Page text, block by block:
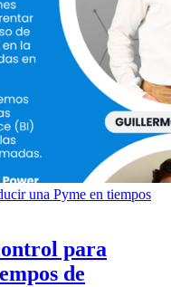
una Pyme en tiempos
para
de